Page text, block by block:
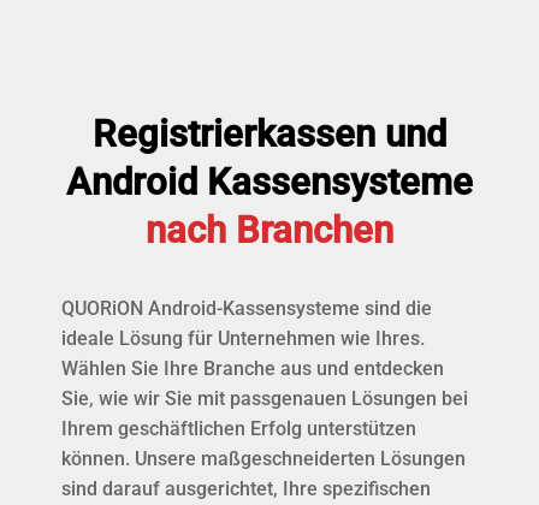
Registrierkassen und
Android Kassensysteme
nach Branchen
QUORiON Android-Kassensysteme sind die
ideale Lösung für Unternehmen wie Ihres.
Wählen Sie Ihre Branche aus und entdecken
Sie, wie wir Sie mit passgenauen Lösungen bei
Ihrem geschäftlichen Erfolg unterstützen
können. Unsere maßgeschneiderten Lösungen
sind darauf ausgerichtet, Ihre spezifischen